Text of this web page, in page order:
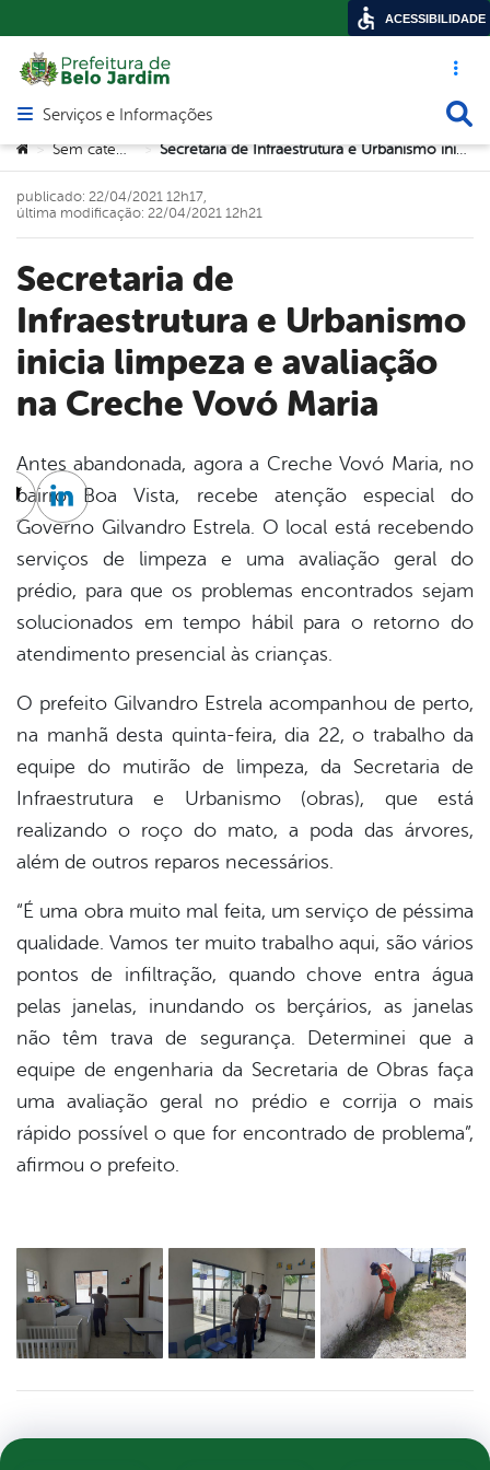
Acesso
Abrir menu principal de navegação
Serviços e Informações
Você está aqui:
> Sem categoria > Secretaria de Infraestrutura e Urbanismo inicia limpeza e avaliação na Creche Vovó Maria
Secretaria de
Infraestrutura e Urbanismo
inicia limpeza e avaliação
na Creche Vovó Maria
publicado: 22/04/2021 12h17,
última modificação: 22/04/2021 12h21
Antes abandonada, agora a Creche Vovó Maria, no
bairro Boa Vista, recebe atenção especial do
Governo Gilvandro Estrela. O local está recebendo
serviços de limpeza e uma avaliação geral do
prédio, para que os problemas encontrados sejam
solucionados em tempo hábil para o retorno do
atendimento presencial às crianças.
O prefeito Gilvandro Estrela acompanhou de perto,
na manhã desta quinta-feira, dia 22, o trabalho da
equipe do mutirão de limpeza, da Secretaria de
Infraestrutura e Urbanismo (obras), que está
realizando o roço do mato, a poda das árvores,
além de outros reparos necessários.
“É uma obra muito mal feita, um serviço de péssima
qualidade. Vamos ter muito trabalho aqui, são vários
pontos de infiltração, quando chove entra água
pelas janelas, inundando os berçários, as janelas
não têm trava de segurança. Determinei que a
equipe de engenharia da Secretaria de Obras faça
uma avaliação geral no prédio e corrija o mais
rápido possível o que for encontrado de problema”,
afirmou o prefeito.
Twitter
Linkedin
ACESSIBILIDADE